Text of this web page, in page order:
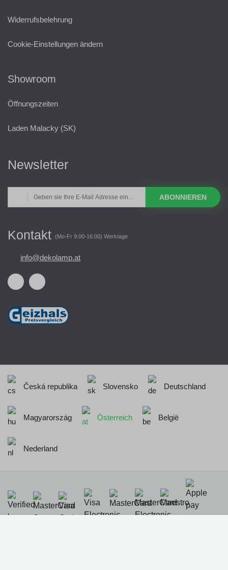
Widerrufsbelehrung
Cookie-Einstellungen ändern
Showroom
Öffnungszeiten
Laden Malacky (SK)
Newsletter
ABONNIEREN
Kontakt (Mo-Fr 9:00-16:00) Werktage
info@dekolamp.at
Česká republika Slovensko Deutschland
Magyarország Österreich België
Nederland